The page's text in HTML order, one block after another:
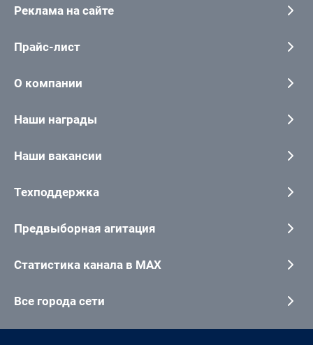
Реклама на сайте
Прайс-лист
О компании
Наши награды
Наши вакансии
Техподдержка
Предвыборная агитация
Статистика канала в MAX
Все города сети